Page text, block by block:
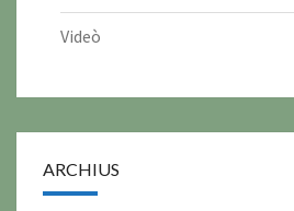
Videò
ARCHIUS